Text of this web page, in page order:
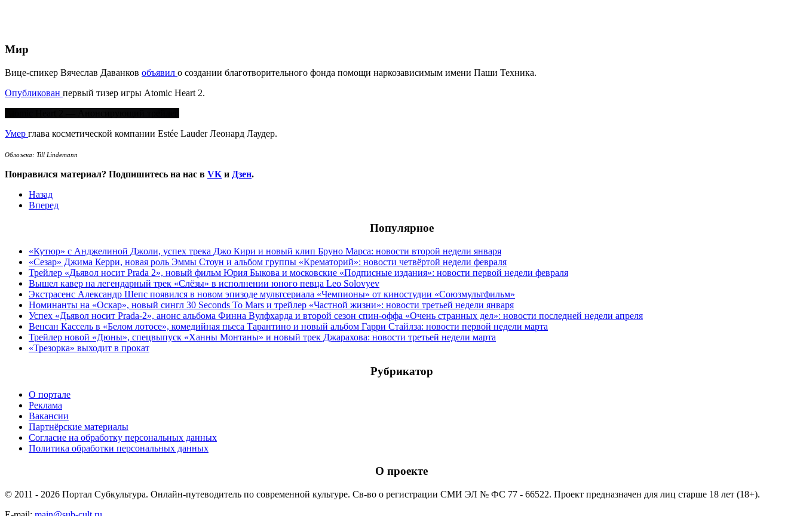
Мир
Вице-спикер Вячеслав Даванков объявил о создании благотворительного фонда помощи наркозависимым имени Паши Техника.
Опубликован первый тизер игры Atomic Heart 2.
Умер глава косметической компании Estée Lauder Леонард Лаудер.
Обложка: Till Lindemann
Понравился материал? Подпишитесь на нас в VK и Дзен.
Назад
Вперед
Популярное
«Кутюр» с Анджелиной Джоли, успех трека Джо Кири и новый клип Бруно Марса: новости второй недели января
«Сезар» Джима Керри, новая роль Эммы Стоун и альбом группы «Крематорий»: новости четвёртой недели февраля
Трейлер «Дьявол носит Prada 2», новый фильм Юрия Быкова и московские «Подписные издания»: новости первой недели февраля
Вышел кавер на легендарный трек «Слёзы» в исполнении юного певца Leo Solovyev
Экстрасенс Александр Шепс появился в новом эпизоде мультсериала «Чемпионы» от киностудии «Союзмультфильм»
Номинанты на «Оскар», новый сингл 30 Seconds To Mars и трейлер «Частной жизни»: новости третьей недели января
Успех «Дьявол носит Prada-2», анонс альбома Финна Вулфхарда и второй сезон спин-оффа «Очень странных дел»: новости последней недели апреля
Венсан Кассель в «Белом лотосе», комедийная пьеса Тарантино и новый альбом Гарри Стайлза: новости первой недели марта
Трейлер новой «Дюны», спецвыпуск «Ханны Монтаны» и новый трек Джарахова: новости третьей недели марта
«Трезорка» выходит в прокат
Рубрикатор
О портале
Реклама
Вакансии
Партнёрские материалы
Согласие на обработку персональных данных
Политика обработки персональных данных
О проекте
© 2011 - 2026 Портал Субкультура. Онлайн-путеводитель по современной культуре. Св-во о регистрации СМИ ЭЛ № ФС 77 - 66522. Проект предназначен для лиц старше 18 лет (18+).